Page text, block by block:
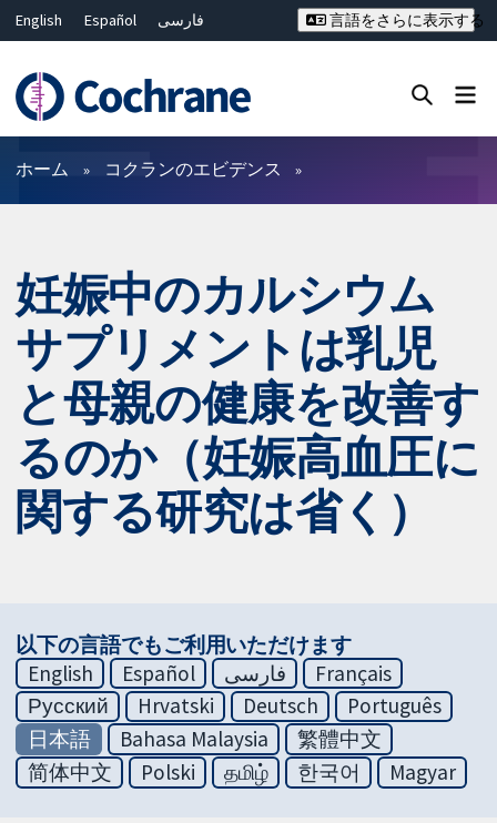
English Español
فارسی
Deutsch
Bahasa Malaysia
ไทย
繁體中文
简体中文
言語をさらに表示する
フィルター
ホーム コクランのエビデンス
妊娠中のカルシウム
サプリメントは乳児
と母親の健康を改善す
るのか（妊娠高血圧に
関する研究は省く）
以下の言語でもご利用いただけます
English
Español فارسی
Français
Русский
Hrvatski Deutsch
Português
日本語
Bahasa Malaysia
繁體中文
简体中文
Polski தமிழ் 한국어 Magyar